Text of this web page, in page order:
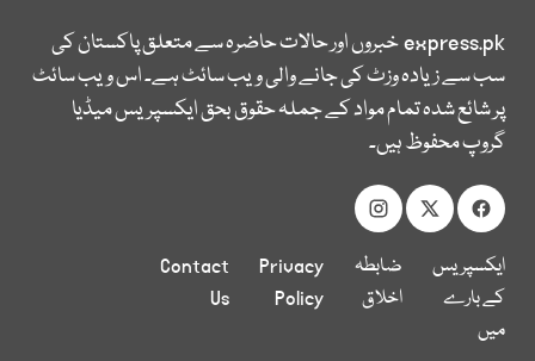
express.pkخبروں اور حالات حاضرہ سے متعلق پاکستان کی
سب سے زیادہ وزٹ کی جانے والی ویب سائٹ ہے۔ اس ویب سائٹ
پر شائع شدہ تمام مواد کے جملہ حقوق بحق ایکسپریس میڈیا
گروپ محفوظ ہیں۔
ایکسپریس
کے بارے
میں
ضابطہ
اخلاق
Privacy
Policy
Contact
Us